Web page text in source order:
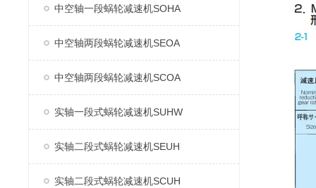
中空轴一段蜗轮减速机SOHA
中空轴两段蜗轮减速机SEOA
中空轴两段蜗轮减速机SCOA
实轴一段式蜗轮减速机SUHW
实轴二段式蜗轮减速机SEUH
实轴二段式蜗轮减速机SCUH